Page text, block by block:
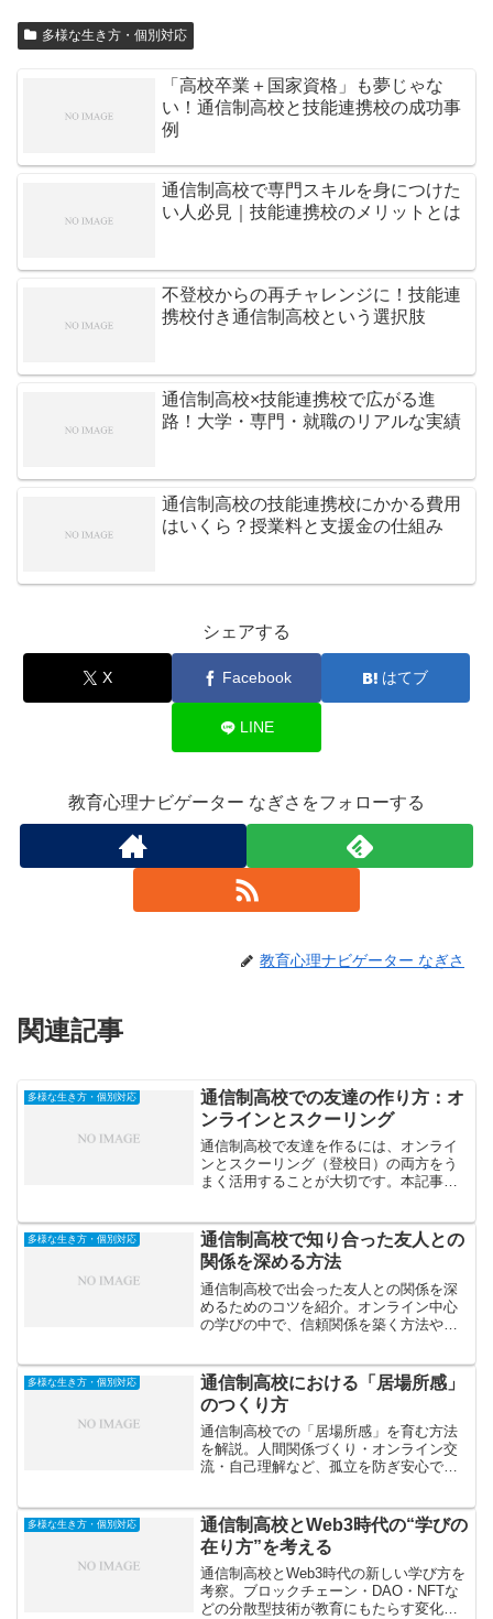
多様な生き方・個別対応
「高校卒業＋国家資格」も夢じゃな
い！通信制高校と技能連携校の成功事
例
通信制高校で専門スキルを身につけた
い人必見｜技能連携校のメリットとは
不登校からの再チャレンジに！技能連
携校付き通信制高校という選択肢
通信制高校×技能連携校で広がる進
路！大学・専門・就職のリアルな実績
通信制高校の技能連携校にかかる費用
はいくら？授業料と支援金の仕組み
シェアする
X Facebook はてブ
LINE
教育心理ナビゲーター なぎさをフォローする
教育心理ナビゲーター なぎさ
関連記事
多様な生き方・個別対応
通信制高校での友達の作り方：オ
ンラインとスクーリング
通信制高校で友達を作るには、オンライ
ンとスクーリング（登校日）の両方をう
まく活用することが大切です。本記事で
多様な生き方・個別対応
通信制高校で知り合った友人との
関係を深める方法
通信制高校で出会った友人との関係を深
めるためのコツを紹介。オンライン中心
の学びの中で、信頼関係を築く方法や距
す。
多様な生き方・個別対応
通信制高校における「居場所感」
のつくり方
通信制高校での「居場所感」を育む方法
を解説。人間関係づくり・オンライン交
流・自己理解など、孤立を防ぎ安心でき
多様な生き方・個別対応
通信制高校とWeb3時代の“学びの
在り方”を考える
通信制高校とWeb3時代の新しい学び方を
考察。ブロックチェーン・DAO・NFTな
どの分散型技術が教育にもたらす変化